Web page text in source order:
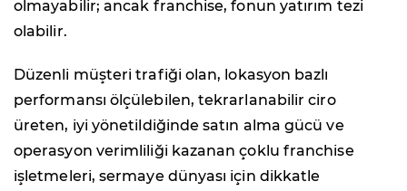
olmayabilir; ancak franchise, fonun yatırım tezi
olabilir.
Düzenli müşteri trafiği olan, lokasyon bazlı
performansı ölçülebilen, tekrarlanabilir ciro
üreten, iyi yönetildiğinde satın alma gücü ve
operasyon verimliliği kazanan çoklu franchise
işletmeleri, sermaye dünyası için dikkatle